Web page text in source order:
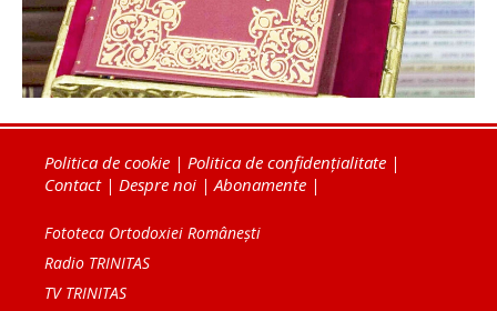
Politica de cookie | Politica de confidențialitate |
Contact| Despre noi |Abonamente |
Fototeca Ortodoxiei Românești
Radio TRINITAS
TV TRINITAS